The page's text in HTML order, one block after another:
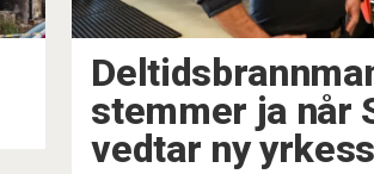
stemmer ja når
vedtar ny